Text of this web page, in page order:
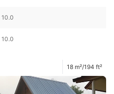
10.0
10.0
18 m²/194 ft²